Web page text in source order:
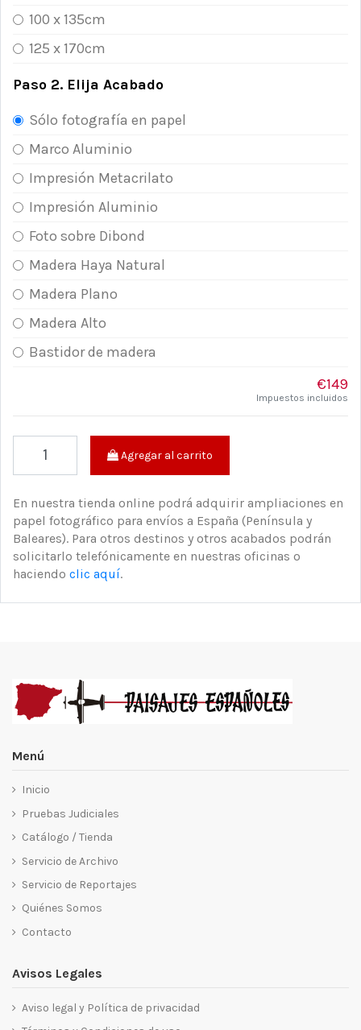
100 x 135cm
125 x 170cm
Paso 2. Elija Acabado
Sólo fotografía en papel
Marco Aluminio
Impresión Metacrilato
Impresión Aluminio
Foto sobre Dibond
Madera Haya Natural
Madera Plano
Madera Alto
Bastidor de madera
€149
Impuestos incluidos
Agregar al carrito
En nuestra tienda online podrá adquirir ampliaciones en
papel fotográfico para envíos a España (Península y
Baleares). Para otros destinos y otros acabados podrán
solicitarlo telefónicamente en nuestras oficinas o
haciendo clic aquí.
Menú
Inicio
Pruebas Judiciales
Catálogo / Tienda
Servicio de Archivo
Servicio de Reportajes
Quiénes Somos
Contacto
Avisos Legales
Aviso legal y Política de privacidad